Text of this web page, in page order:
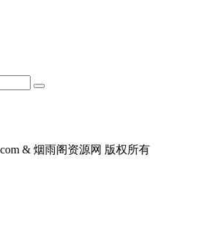
& 烟雨阁资源网 版权所有